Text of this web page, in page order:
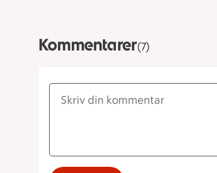
Kommentarer(7)